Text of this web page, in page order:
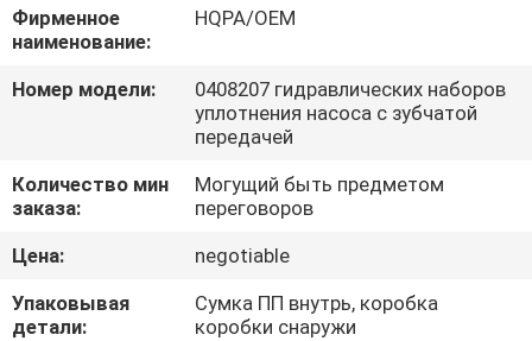
ПУТЕШЕСТВИЕ
ФАБРИКИ
КАЧЕСТВА
КАРТА
САЙТА
Фирменное
наименование:
HQPA/OEM
Номер модели:
0408207 гидравлических наборов
уплотнения насоса с зубчатой
передачей
Количество мин
заказа:
Могущий быть предметом
переговоров
Цена:
negotiable
Упаковывая
детали:
Сумка ПП внутрь, коробка
коробки снаружи